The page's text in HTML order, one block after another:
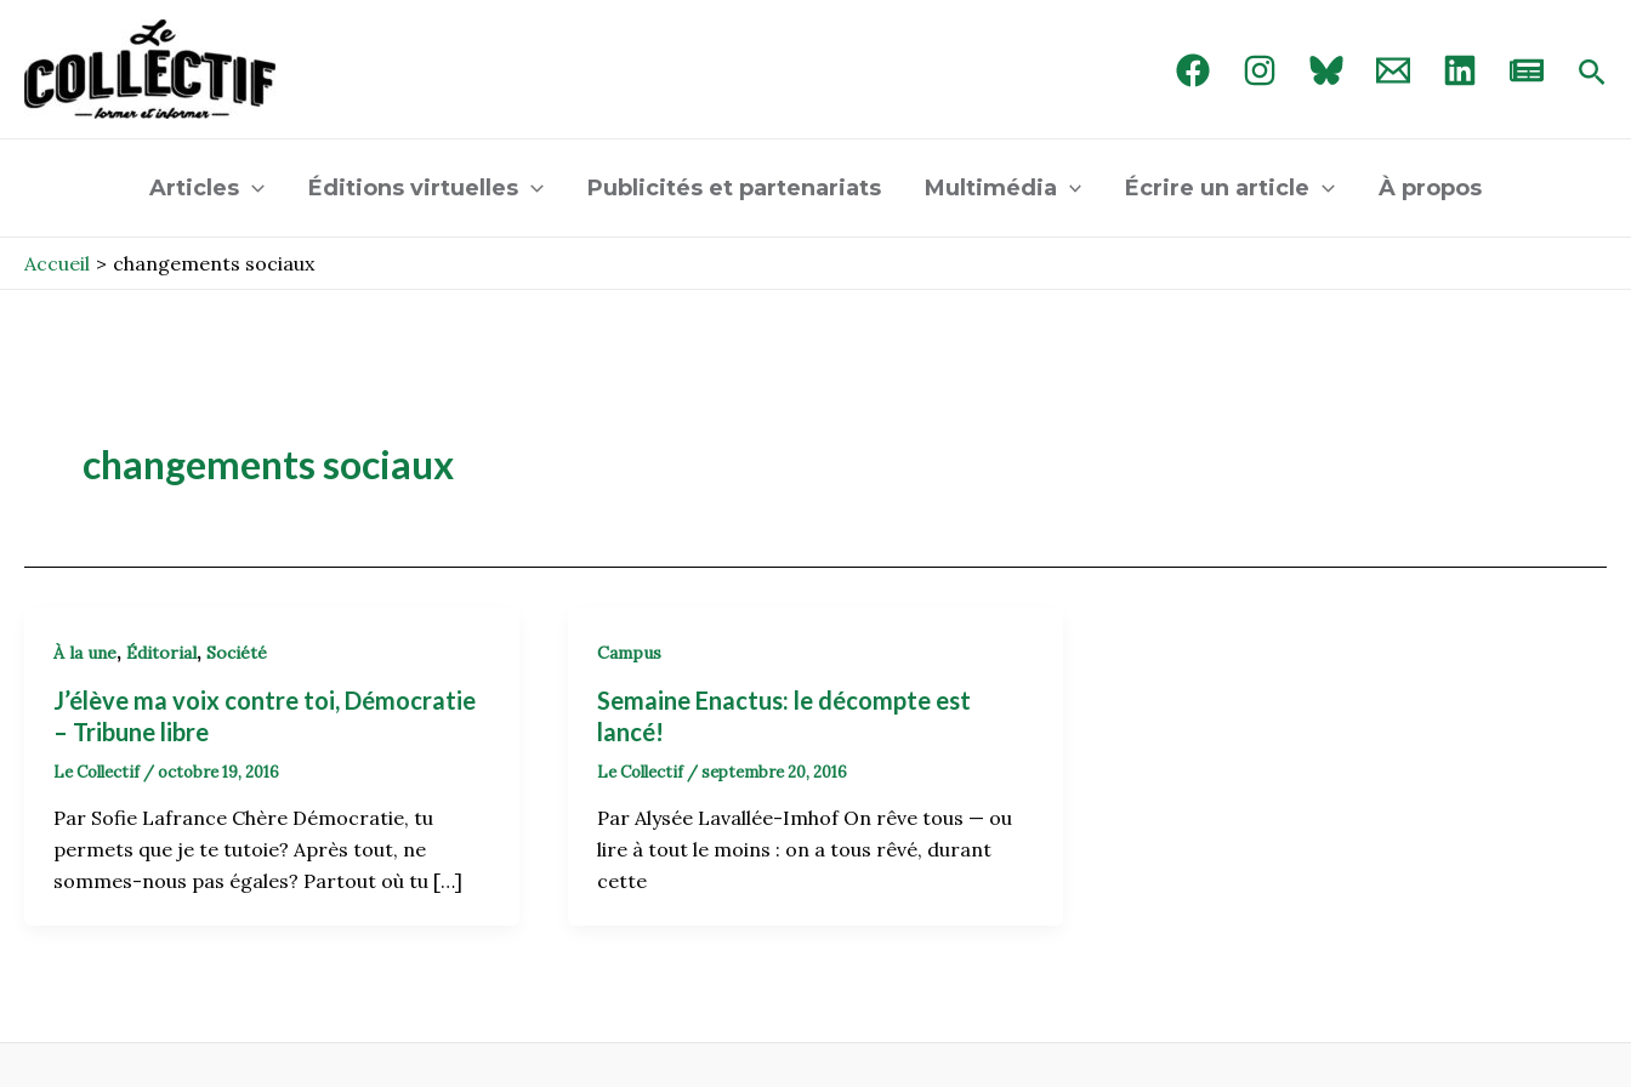
contenu
Articles Éditions virtuelles Publicités et partenariats Multimédia Écrire un article À propos
Accueil changements sociaux
changements sociaux
À la une, Éditorial, Société
J’élève ma voix contre toi, Démocratie
– Tribune libre
Le Collectif /octobre 19, 2016
Par Sofie Lafrance Chère Démocratie, tu
permets que je te tutoie? Après tout, ne
sommes-nous pas égales? Partout où tu […]
Campus
Semaine Enactus: le décompte est
lancé!
Le Collectif /septembre 20, 2016
Par Alysée Lavallée-Imhof On rêve tous — ou
lire à tout le moins : on a tous rêvé, durant
cette